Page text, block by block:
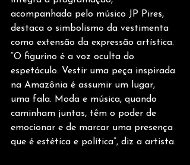
acompanhada pelo músico JP Pires,
destaca o simbolismo da vestimenta
como extensão da expressão artística.
“O figurino é a voz oculta do
espetáculo. Vestir uma peça inspirada
na Amazônia é assumir um lugar,
uma fala. Moda e música, quando
caminham juntas, têm o poder de
emocionar e de marcar uma presença
que é estética e política”, diz a artista.